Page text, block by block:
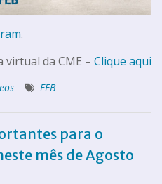
.
virtual da CME – Clique aqui
FEB
para o
mês de Agosto